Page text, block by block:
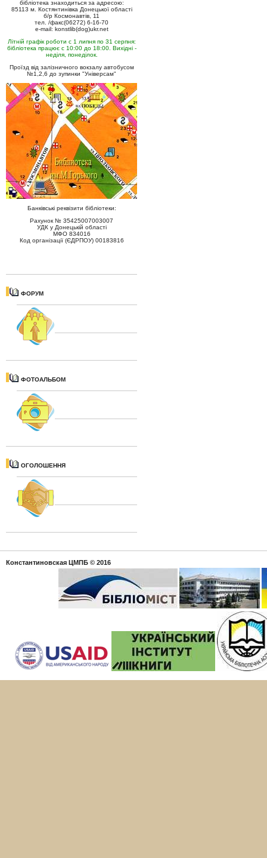
бібліотека знаходиться за адресою:
85113 м. Костянтинівка Донецької області
б/р Космонавтів, 11
тел. /факс(06272) 6-16-70
e-mail: konstlib(dog)ukr.net
Літній графік роботи с 1 липня по 31 серпня:
бібліотека працює с 10:00 до 18:00. Вихідні -
неділя, понеділок.
Проїзд від залізничного вокзалу автобусом
№1,2,6 до зупинки "Універсам"
Банківські реквізити бібліотеки:
Рахунок № 35425007003007
УДК у Донецькій області
МФО 834016
Код організації (ЄДРПОУ) 00183816
ФОРУМ
ФОТОАЛЬБОМ
ОГОЛОШЕННЯ
Константиновская ЦМПБ © 2016